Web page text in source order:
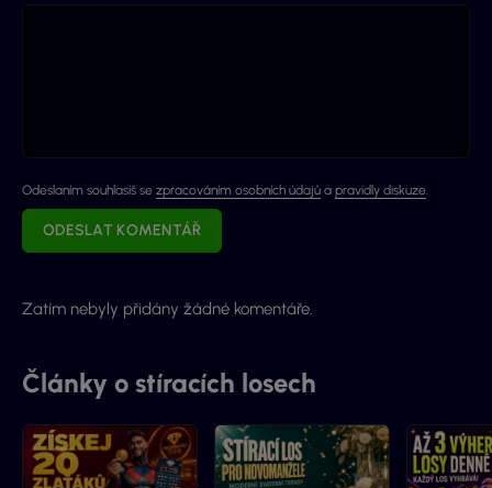
Odeslaním souhlasíš se zpracováním osobních údajů a pravidly diskuze.
ODESLAT KOMENTÁŘ
Zatím nebyly přidány žádné komentáře.
Články o stíracích losech